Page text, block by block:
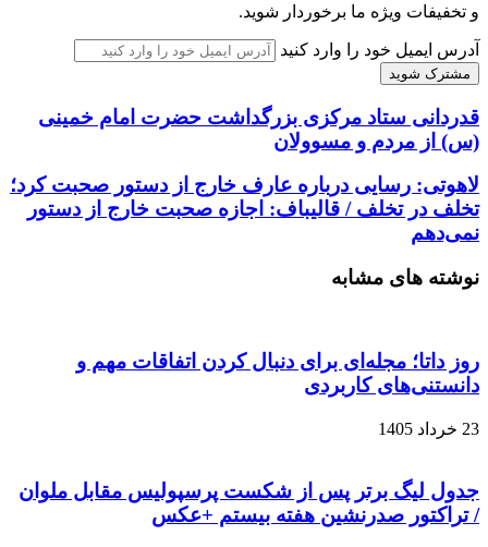
و تخفیفات ویژه ما برخوردار شوید.
آدرس ایمیل خود را وارد کنید
قدردانی ستاد مرکزی بزرگداشت حضرت امام خمینی
(س) از مردم و مسوولان
لاهوتی: رسایی درباره عارف خارج از دستور صحبت کرد؛
تخلف در تخلف / قالیباف: اجازه صحبت خارج از دستور
نمی‌دهم
نوشته های مشابه
روز داتا؛ مجله‌ای برای دنبال کردن اتفاقات مهم و
دانستنی‌های کاربردی
23 خرداد 1405
جدول لیگ برتر پس از شکست پرسپولیس مقابل ملوان
/ تراکتور صدرنشین هفته بیستم +عکس